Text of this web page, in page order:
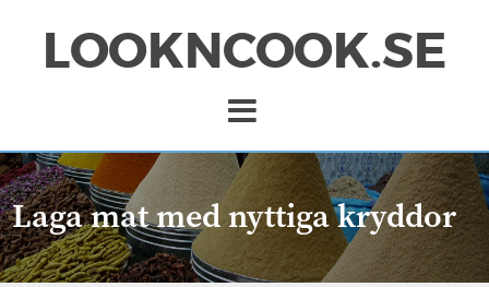
LOOKNCOOK.SE
Laga mat med nyttiga kryddor